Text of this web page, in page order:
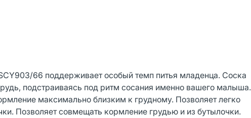
66 поддерживает особый темп питья младенца. Соска
подстраиваясь под ритм сосания именно вашего малыша.
максимально близким к грудному. Позволяет легко
Позволяет совмещать кормление грудью и из бутылочки.